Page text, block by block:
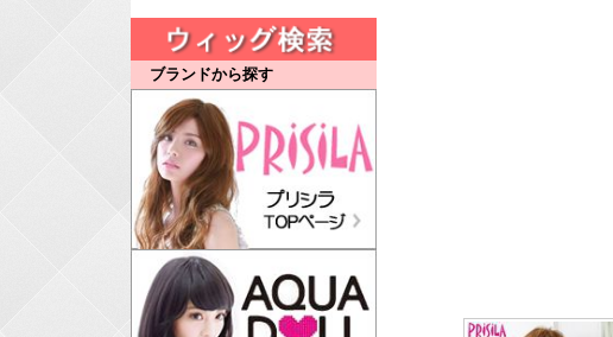
ブランドから探す